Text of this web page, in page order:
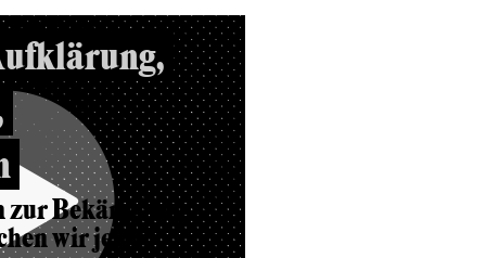
Bekämpfung
wir jetzt?